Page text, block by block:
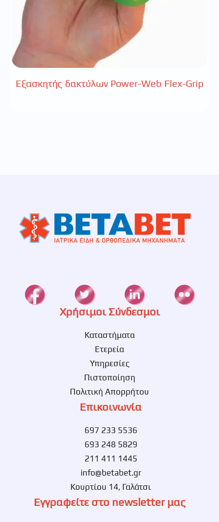
Εξασκητής δακτύλων Power-Web Flex-Grip
Χρήσιμοι Σύνδεσμοι
Καταστήματα
Ετερεία
Υπηρεσίες
Πιστοποίηση
Πολιτική Απορρήτου
Επικοινωνία
697 233 5536
693 248 5829
211 411 1445
info@betabet.gr
Κουρτίου 14, Γαλάτσι
Εγγραφείτε στο newsletter μας